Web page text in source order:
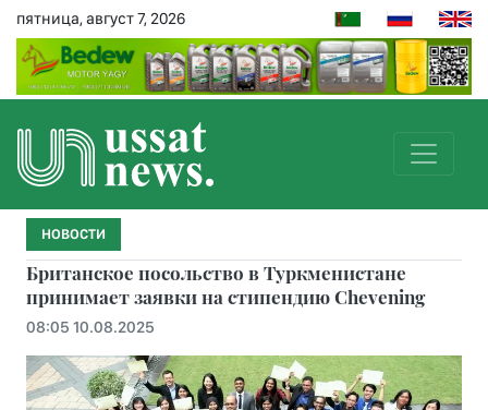
пятница, август 7, 2026
НОВОСТИ
Британское посольство в Туркменистане
принимает заявки на стипендию Chevening
08:05 10.08.2025